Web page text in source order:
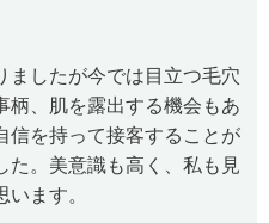
ましたが今では目立つ毛穴
柄、肌を露出する機会もあ
信を持って接客することが
た。美意識も高く、私も見
ます。